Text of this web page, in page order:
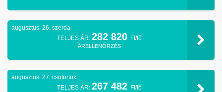
augusztus. 26. szerda
TELJES ÁR: 282 820 Ft/fő
ÁRELLENŐRZÉS
augusztus. 27. csütörtök
TELJES ÁR: 267 482 Ft/fő